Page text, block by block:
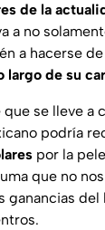
de la
a no
a hacerse de
largo de su
que se lleve a
podría
por la
que no
ganancias